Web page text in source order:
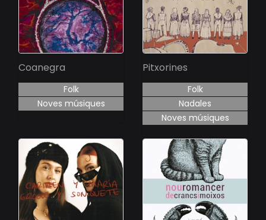
Coanegra
Folk
Noves músiques
Pitxorines
Folk
Nadales
Noves músiques